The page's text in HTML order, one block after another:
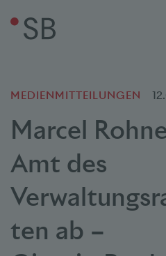
MEDIENMITTEILUNGEN
Marcel
Amt des
ten ab –